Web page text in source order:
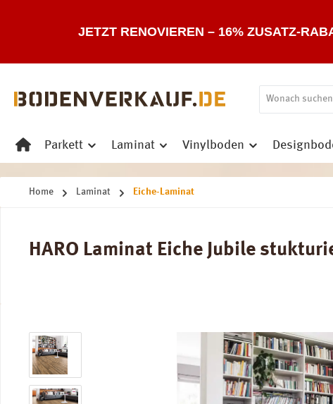
JETZT RENOVIEREN – 16% ZUSATZ-
Parkett Laminat Vinylboden
Home Laminat Eiche-Laminat
HARO Laminat Eiche Jubile
Bildergalerie überspringen